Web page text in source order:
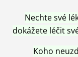
Nechte své
dokážete léčit
Koho